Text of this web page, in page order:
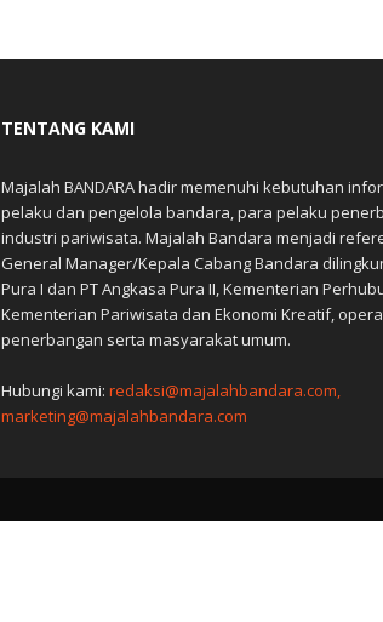
TENTANG KAMI
Majalah BANDARA hadir memenuhi kebutuhan
pelaku dan pengelola bandara, para pelaku
industri pariwisata. Majalah Bandara menjadi
General Manager/Kepala Cabang Bandara
Pura I dan PT Angkasa Pura II, Kementerian
Kementerian Pariwisata dan Ekonomi Kreatif,
penerbangan serta masyarakat umum.
Hubungi kami: redaksi@majalahbandara.com,
marketing@majalahbandara.com